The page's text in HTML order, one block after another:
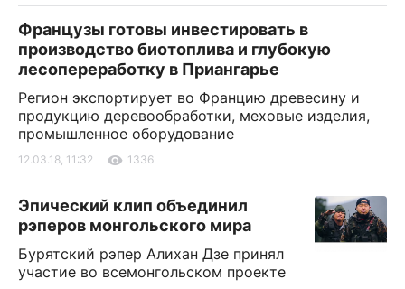
Французы готовы инвестировать в
производство биотоплива и глубокую
лесопереработку в Приангарье
Регион экспортирует во Францию древесину и
продукцию деревообработки, меховые изделия,
промышленное оборудование
12.03.18, 11:32 1336
Эпический клип объединил
рэперов монгольского мира
Бурятский рэпер Алихан Дзе принял
участие во всемонгольском проекте